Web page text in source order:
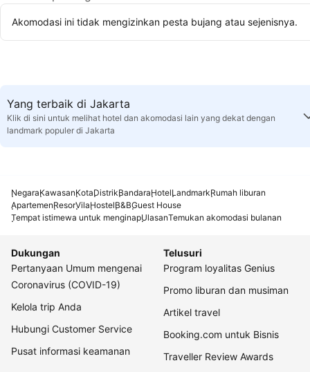
Akomodasi ini tidak mengizinkan pesta bujang atau sejenisnya.
Yang terbaik di Jakarta
Klik di sini untuk melihat hotel dan akomodasi lain yang dekat dengan
landmark populer di Jakarta
NegaraKawasanKotaDistrikBandaraHotelLandmarkRumah liburan
ApartemenResorVilaHostelB&BGuest House
Tempat istimewa untuk menginapUlasanTemukan akomodasi bulanan
Dukungan
Pertanyaan Umum mengenai
Coronavirus (COVID-19)
Kelola trip Anda
Hubungi Customer Service
Pusat informasi keamanan
Telusuri
Program loyalitas Genius
Promo liburan dan musiman
Artikel travel
Booking.com untuk Bisnis
Traveller Review Awards